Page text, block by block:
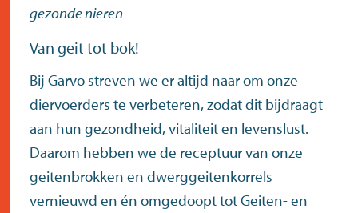
gezonde nieren
Van geit tot bok!
Bij Garvo streven we er altijd naar om onze
diervoerders te verbeteren, zodat dit bijdraagt
aan hun gezondheid, vitaliteit en levenslust.
Daarom hebben we de receptuur van onze
geitenbrokken en dwerggeitenkorrels
vernieuwd en én omgedoopt totGeiten- en